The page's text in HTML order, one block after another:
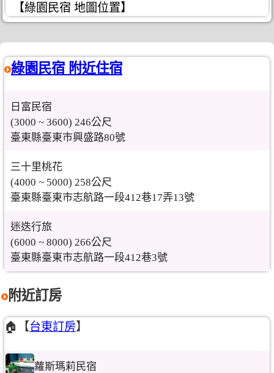
【綠園民宿 地圖位置】
綠園民宿 附近住宿
日富民宿
(3000 ~ 3600) 246公尺
臺東縣臺東市興盛路80號
三十里桃花
(4000 ~ 5000) 258公尺
臺東縣臺東市志航路一段412巷17弄13號
迷迭行旅
(6000 ~ 8000) 266公尺
臺東縣臺東市志航路一段412巷3號
附近訂房
🏠【台東訂房】
蘿斯瑪莉民宿